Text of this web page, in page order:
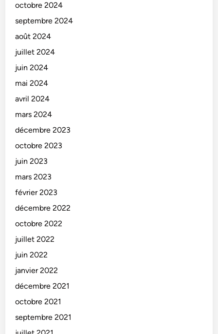
octobre 2024
septembre 2024
août 2024
juillet 2024
juin 2024
mai 2024
avril 2024
mars 2024
décembre 2023
octobre 2023
juin 2023
mars 2023
février 2023
décembre 2022
octobre 2022
juillet 2022
juin 2022
janvier 2022
décembre 2021
octobre 2021
septembre 2021